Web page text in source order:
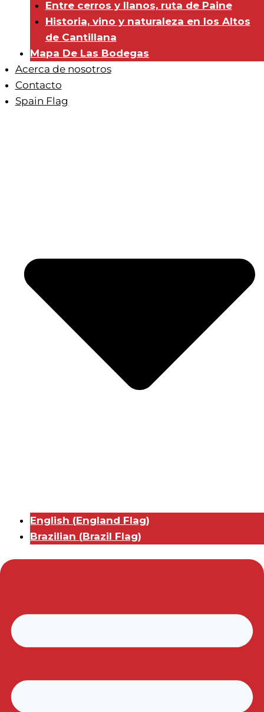
Entre cerros y llanos, ruta de Paine
Historia, vino y naturaleza en los Altos
de Cantillana
Mapa De Las Bodegas
Acerca de nosotros
Contacto
Spain Flag
English (England Flag)
Brazilian (Brazil Flag)